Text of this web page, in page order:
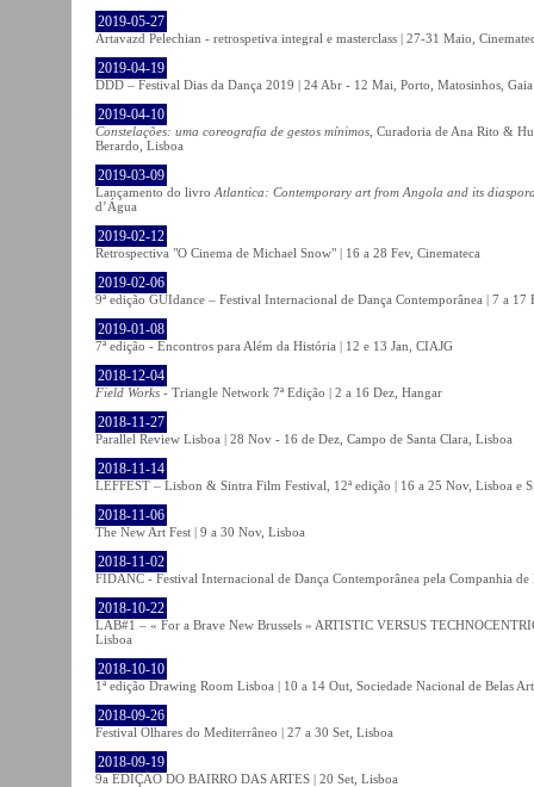
2019-05-27
Artavazd Pelechian - retrospetiva integral e masterclass | 27-31 Maio,
2019-04-19
DDD – Festival Dias da Dança 2019 | 24 Abr - 12 Mai, Porto, Matosinhos, Gaia
2019-04-10
Constelações: uma coreografia de gestos mínimos , Curadoria de Ana Rito &
Berardo, Lisboa
2019-03-09
Lançamento do livro Atlantica: Contemporary art from Angola and its
d’Água
2019-02-12
Retrospectiva "O Cinema de Michael Snow" | 16 a 28 Fev, Cinemateca
2019-02-06
9ª edição GUIdance – Festival Internacional de Dança Contemporânea | 7 a 17
2019-01-08
7ª edição - Encontros para Além da História | 12 e 13 Jan, CIAJG
2018-12-04
Field Works - Triangle Network 7ª Edição | 2 a 16 Dez, Hangar
2018-11-27
Parallel Review Lisboa | 28 Nov - 16 de Dez, Campo de Santa Clara, Lisboa
2018-11-14
LEFFEST – Lisbon & Sintra Film Festival, 12ª edição | 16 a 25 Nov, Lisboa e
2018-11-06
The New Art Fest | 9 a 30 Nov, Lisboa
2018-11-02
FIDANC - Festival Internacional de Dança Contemporânea pela Companhia
2018-10-22
LAB#1 – « For a Brave New Brussels » ARTISTIC VERSUS
Lisboa
2018-10-10
1ª edição Drawing Room Lisboa | 10 a 14 Out, Sociedade Nacional de Belas
2018-09-26
Festival Olhares do Mediterrâneo | 27 a 30 Set, Lisboa
2018-09-19
9a EDIÇÃO DO BAIRRO DAS ARTES | 20 Set, Lisboa